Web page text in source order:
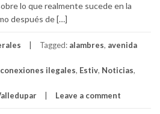
lo que realmente sucede en la
después de […]
Tagged: alambres, avenida
conexiones ilegales, Estiv, Noticias,
Leave a comment